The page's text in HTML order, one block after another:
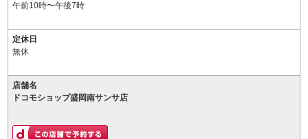
午前10時〜午後7時
定休日
無休
店舗名
ドコモショップ盛岡南サンサ店